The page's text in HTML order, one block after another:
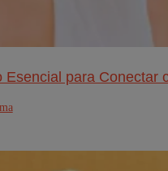
Esencial para Conectar